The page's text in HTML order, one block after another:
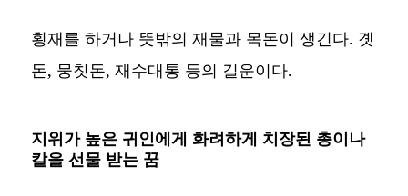
횡재를 하거나 뜻밖의 재물과 목돈이 생긴다. 곗
돈, 뭉칫돈, 재수대통 등의 길운이다.
지위가 높은 귀인에게 화려하게 치장된 총이나
칼을 선물 받는 꿈